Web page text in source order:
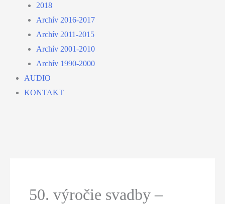
2018
Archív 2016-2017
Archív 2011-2015
Archív 2001-2010
Archív 1990-2000
AUDIO
KONTAKT
50. výročie svadby –